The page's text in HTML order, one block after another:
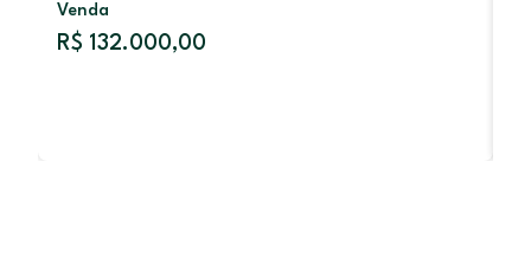
Venda
R$ 132.000,00